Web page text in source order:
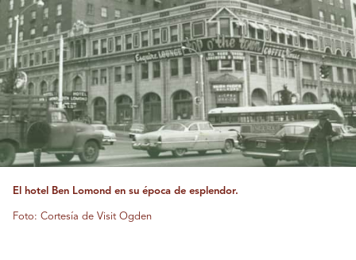
El hotel Ben Lomond en su época de esplendor.
Foto: Cortesía de Visit Ogden